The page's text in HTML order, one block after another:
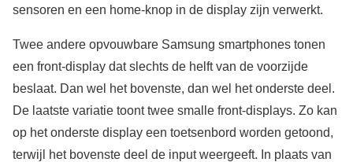
sensoren en een home-knop in de display zijn verwerkt.
Twee andere opvouwbare Samsung smartphones tonen
een front-display dat slechts de helft van de voorzijde
beslaat. Dan wel het bovenste, dan wel het onderste deel.
De laatste variatie toont twee smalle front-displays. Zo kan
op het onderste display een toetsenbord worden getoond,
terwijl het bovenste deel de input weergeeft. In plaats van